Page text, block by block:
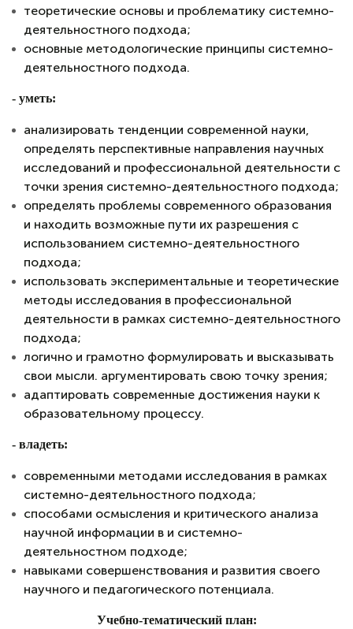
теоретические основы и проблематику системно-
деятельностного подхода;
основные методологические принципы системно-
деятельностного подхода.
- уметь:
анализировать тенденции современной науки,
определять перспективные направления научных
исследований и профессиональной деятельности с
точки зрения системно-деятельностного подхода;
определять проблемы современного образования
и находить возможные пути их разрешения с
использованием системно-деятельностного
подхода;
использовать экспериментальные и теоретические
методы исследования в профессиональной
деятельности в рамках системно-деятельностного
подхода;
логично и грамотно формулировать и высказывать
свои мысли. аргументировать свою точку зрения;
адаптировать современные достижения науки к
образовательному процессу.
- владеть:
современными методами исследования в рамках
системно-деятельностного подхода;
способами осмысления и критического анализа
научной информации в и системно-
деятельностном подходе;
навыками совершенствования и развития своего
научного и педагогического потенциала.
Учебно-тематический план: